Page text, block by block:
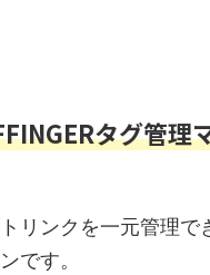
タグ管理
リンクを一元管理で
です。